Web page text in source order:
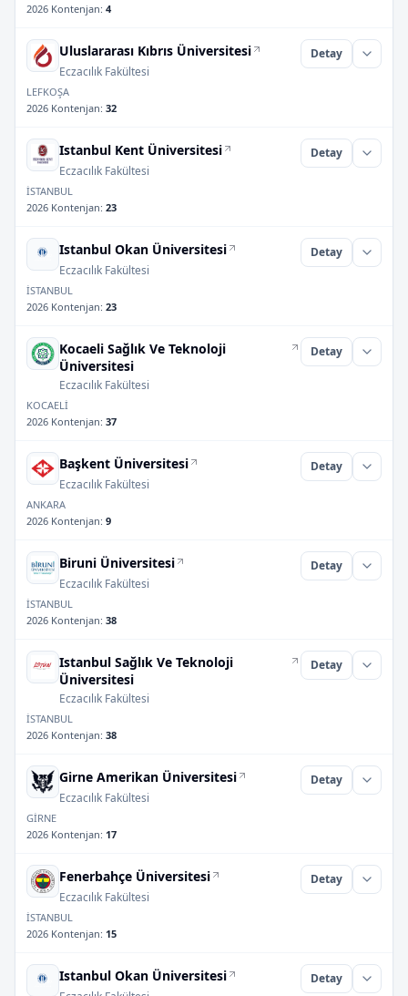
2026 Kontenjan: 4
Uluslararası Kıbrıs Üniversitesi
Eczacılık Fakültesi
Detay
LEFKOŞA
2026 Kontenjan: 32
Istanbul Kent Üniversitesi
Eczacılık Fakültesi
Detay
İSTANBUL
2026 Kontenjan: 23
Istanbul Okan Üniversitesi
Eczacılık Fakültesi
Detay
İSTANBUL
2026 Kontenjan: 23
Kocaeli Sağlık Ve Teknoloji
Üniversitesi
Eczacılık Fakültesi
Detay
KOCAELİ
2026 Kontenjan: 37
Başkent Üniversitesi
Eczacılık Fakültesi
Detay
ANKARA
2026 Kontenjan: 9
Biruni Üniversitesi
Eczacılık Fakültesi
Detay
İSTANBUL
2026 Kontenjan: 38
Istanbul Sağlık Ve Teknoloji
Üniversitesi
Eczacılık Fakültesi
Detay
İSTANBUL
2026 Kontenjan: 38
Girne Amerikan Üniversitesi
Eczacılık Fakültesi
Detay
GİRNE
2026 Kontenjan: 17
Fenerbahçe Üniversitesi
Eczacılık Fakültesi
Detay
İSTANBUL
2026 Kontenjan: 15
Istanbul Okan Üniversitesi Detay